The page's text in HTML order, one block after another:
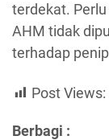
terdekat.
AHM tidak
terhadap
Post Views:
Berbagi :